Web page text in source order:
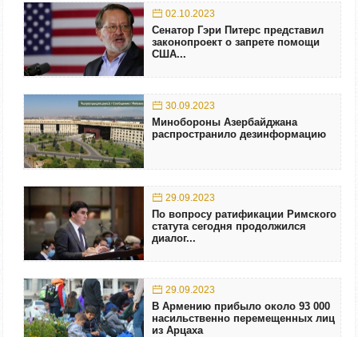
02.10.2023
Сенатор Гэри Питерс представил
законопроект о запрете помощи
США...
30.09.2023
Минобороны Азербайджана
распространило дезинформацию
29.09.2023
По вопросу ратификации Римского
статута сегодня продолжился
диалог...
29.09.2023
В Армению прибыло около 93 000
насильственно перемещенных лиц
из Арцаха